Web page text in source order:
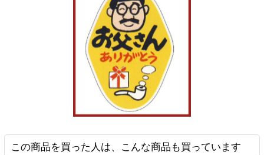
この商品を買った人は、こんな商品も買っています